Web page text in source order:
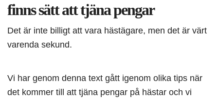
finns sätt att tjäna pengar
Det är inte billigt att vara hästägare, men det är värt
varenda sekund.
Vi har genom denna text gått igenom olika tips när
det kommer till att tjäna pengar på hästar och vi